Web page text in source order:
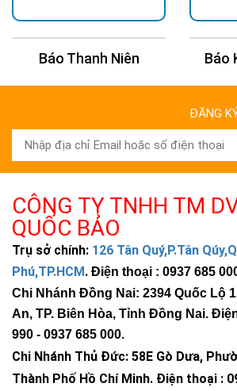
Thông số kỹ thuật đèn năng
1500W công suất lớn
Pin
Chế độ
điều
khiển
Cảm biến ánh sáng, tự động
gian
Chip
Cree led xuất xứ Mỹ
Báo Kinh Tế Châu Á
ĐĂNG
CÔNG TY TNHH TM
QUỐC BẢO
Trụ sở chính: 126 Tân Quý,P.Tân
Phú,TP.HCM. Điện thoại : 0937 685
Chi Nhánh Đồng Nai: 2394 Quốc Lộ
An, TP. Biên Hòa, Tỉnh Đồng Nai.
990 - 0937 685 000.
Chi Nhánh Thủ Đức: 58E Gò Dưa,
Thành Phố Hồ Chí Minh. Điện thoại :